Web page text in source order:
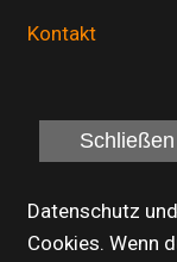
Kontakt
Datenschutz
Cookies. Wenn